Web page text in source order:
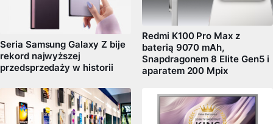
Seria Samsung Galaxy Z bije
rekord najwyższej
przedsprzedaży w historii
Redmi K100 Pro Max z
baterią 9070 mAh,
Snapdragonem 8 Elite Gen5 i
aparatem 200 Mpix